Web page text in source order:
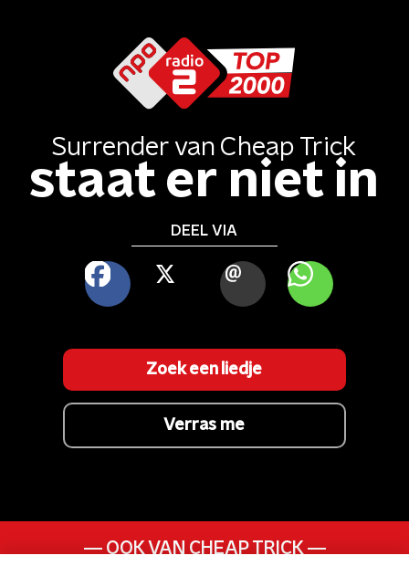
Surrender van Cheap Trick
staat er niet in
DEEL VIA
FACEBOOK
X MAIL WHATSAPP
Zoek een liedje
Verras me
OOK VAN CHEAP TRICK